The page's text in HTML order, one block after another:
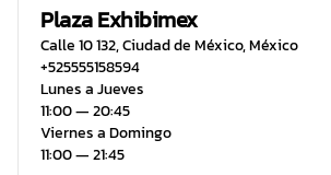
Plaza Exhibimex
Calle 10 132,Ciudad de México,México
+525555158594
Lunes a Jueves
11:00 ― 20:45
Viernes a Domingo
11:00 ― 21:45